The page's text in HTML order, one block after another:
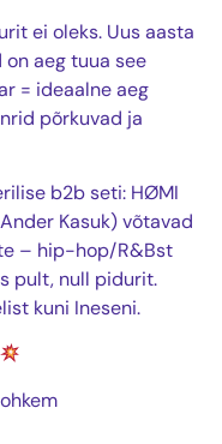
ei oleks. Uus aasta
aeg tuua see
= ideaalne aeg
põrkuvad ja
b2b seti: HØMI
Kasuk) võtavad
– hip-hop/R&Bst
pult, null pidurit.
kuni Ineseni.